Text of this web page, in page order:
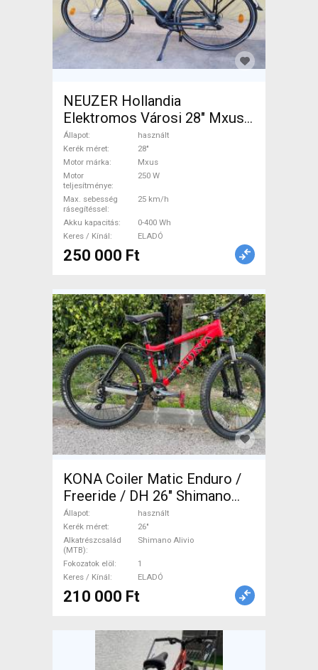
NEUZER Hollandia
Elektromos Városi 28" Mxus
használt ELADÓ
Állapot
használt
Kerék méret
28"
Motor márka
Mxus
Motor
teljesítménye
250 W
Max. sebesség
rásegítéssel
25 km/h
Akku kapacitás
0-400 Wh
Keres / Kínál
ELADÓ
250 000 Ft
KONA Coiler Matic Enduro /
Freeride / DH 26" Shimano
Alivio használt ELADÓ
Állapot
használt
Kerék méret
26"
Alkatrészcsalád
(MTB)
Shimano Alivio
Fokozatok elöl
1
Keres / Kínál
ELADÓ
210 000 Ft